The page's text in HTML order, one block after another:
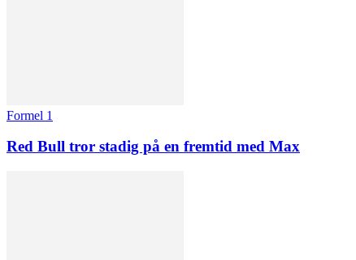
Formel 1
Red Bull tror stadig på en fremtid med Max